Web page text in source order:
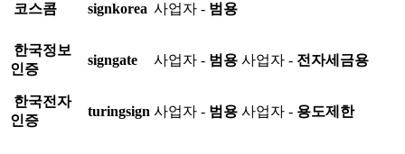
코스콤 signkorea 사업자 - 범용
한국정보
인증
signgate 사업자 - 범용 사업자 - 전자세금용
한국전자
인증
turingsign 사업자 - 범용 사업자 - 용도제한